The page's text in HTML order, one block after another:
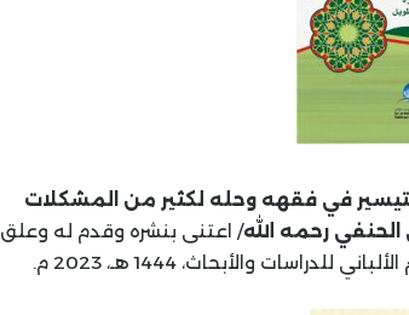
في فقهه وحله لكثير من المشكلات
رحمه الله/ اعتنى بنشره وقدم له وعلق
والأبحاث، 1444 هـ، 2023 م.